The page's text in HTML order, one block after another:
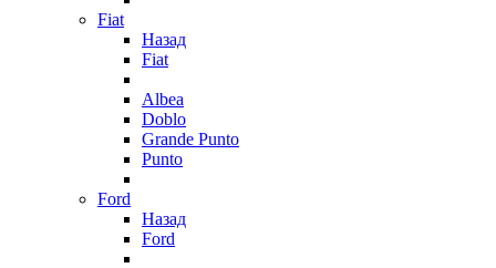
Fiat
Назад
Fiat
Albea
Doblo
Grande Punto
Punto
Ford
Назад
Ford